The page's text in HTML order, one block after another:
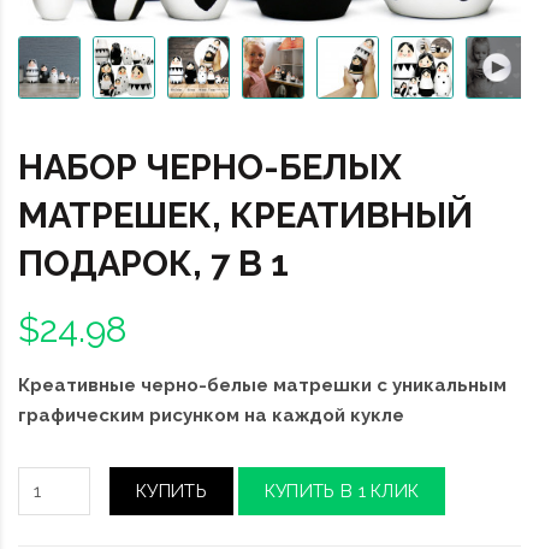
НАБОР ЧЕРНО-БЕЛЫХ
МАТРЕШЕК, КРЕАТИВНЫЙ
ПОДАРОК, 7 В 1
$24.98
Креативные черно-белые матрешки с уникальным
графическим рисунком на каждой кукле
КУПИТЬ КУПИТЬ В 1 КЛИК